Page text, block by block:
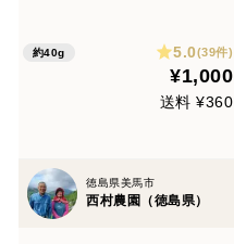
約40g 5.0(39件)
¥1,000
送料 ¥360
徳島県美馬市
西村農園（徳島県）